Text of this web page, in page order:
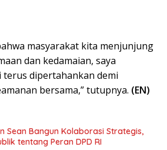
masyarakat kita menjunjung
dan kedamaian, saya
dipertahankan demi
bersama,” tutupnya. (EN)
Sean Bangun Kolaborasi Strategis,
tentang Peran DPD RI